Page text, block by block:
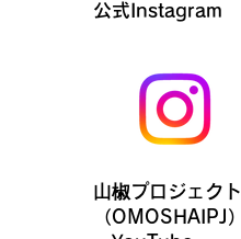
​公式Instagram
山椒プロジェクト
（OMOSHAIPJ）